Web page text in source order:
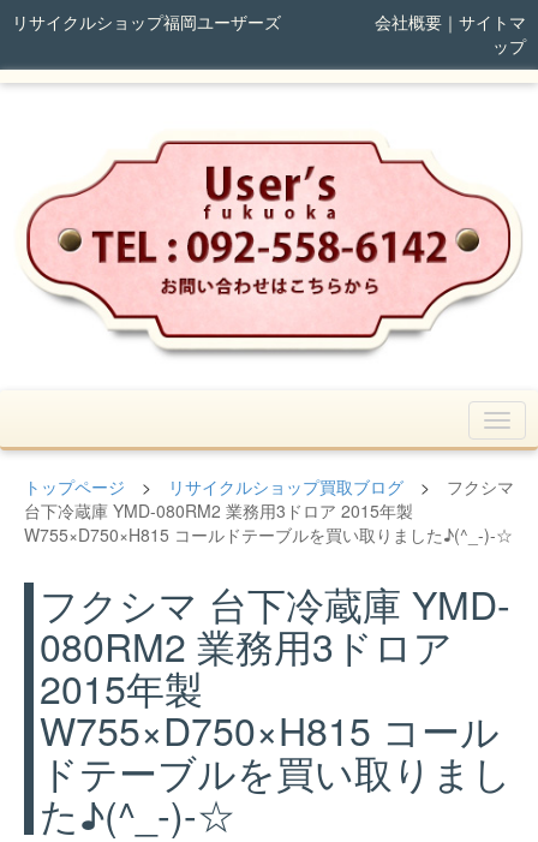
リサイクルショップ福岡ユーザーズ 会社概要｜ サイトマ
ップ
トップページ > リサイクルショップ買取ブログ > フクシマ
台下冷蔵庫 YMD-080RM2 業務用3ドロア 2015年製
W755×D750×H815 コールドテーブルを買い取りました♪(^_-)-☆
フクシマ 台下冷蔵庫 YMD-
080RM2 業務用3ドロア
2015年製
W755×D750×H815 コール
ドテーブルを買い取りまし
た♪(^_-)-☆